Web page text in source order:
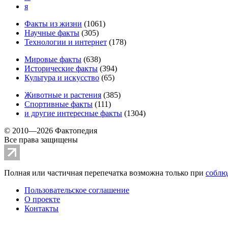
я
Факты из жизни (1061)
Научные факты (305)
Технологии и интернет (178)
Мировые факты (638)
Исторические факты (394)
Культура и искусство (65)
Животные и растения (385)
Спортивные факты (111)
и другие интересные факты (1304)
© 2010—2026 Фактопедия
Все права защищены
Полная или частичная перепечатка возможна только при
Пользовательское соглашение
О проекте
Контакты